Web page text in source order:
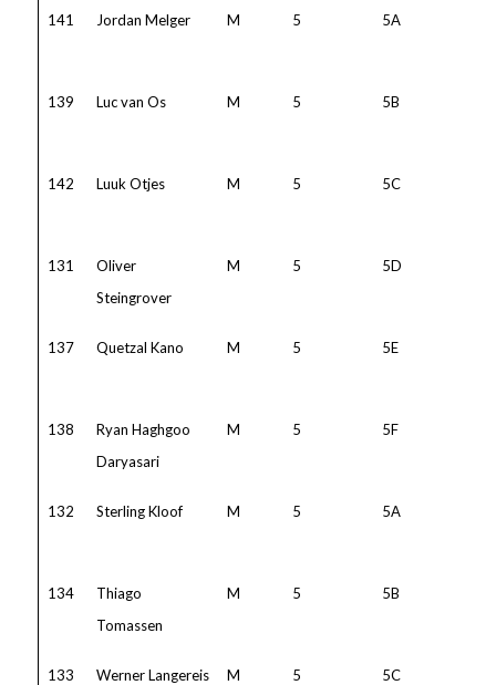
141 Jordan Melger M 5 5A
139 Luc van Os M 5 5B
142 Luuk Otjes M 5 5C
131
Oliver
Steingrover
M 5 5D
137 Quetzal Kano M 5 5E
138
Ryan Haghgoo
Daryasari
M 5 5F
132 Sterling Kloof M 5 5A
134
Thiago
Tomassen
M 5 5B
133 Werner Langereis M 5 5C